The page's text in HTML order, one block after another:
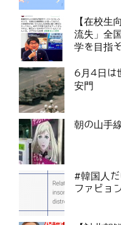
【在校生
流失」全
学を目指
6月4日は
安門
朝の山手
#韓国人だ
ファビョ